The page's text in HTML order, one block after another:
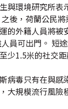
與環境研究所表
後，荷蘭公民
的外籍人員將被
員可出門。 短
少1.5米的社交距
病毒只有在與感
大規模流行風險